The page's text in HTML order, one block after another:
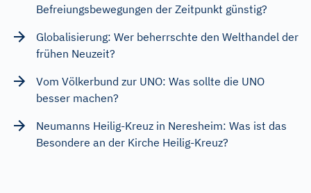
Befreiungsbewegungen der Zeitpunkt günstig?
Globalisierung: Wer beherrschte den Welthandel der
frühen Neuzeit?
Vom Völkerbund zur UNO: Was sollte die UNO
besser machen?
Neumanns Heilig-Kreuz in Neresheim: Was ist das
Besondere an der Kirche Heilig-Kreuz?